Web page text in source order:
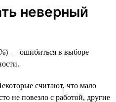
неверный
— ошибиться в выборе
считают, что мало
не повезло с работой, другие